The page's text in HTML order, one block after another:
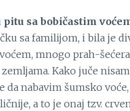
pitu sa bobičastim
sa familijom, i bila je
mnogo prah-
Kako juče
da nabavim šumsko
a to je onaj tzv.